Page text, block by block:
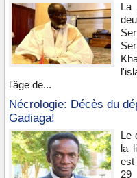
La
l'âge de...
Nécrologie: Décès du
Gadiaga!
Le
la
est
29